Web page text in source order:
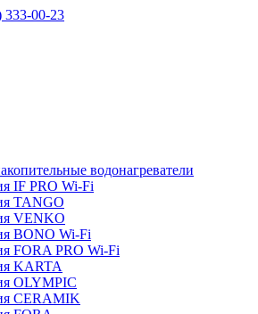
333-00-23
водонагреватели
IF PRO Wi-Fi
TANGO
VENKO
BONO Wi-Fi
FORA PRO Wi-Fi
KARTA
OLYMPIC
CERAMIK